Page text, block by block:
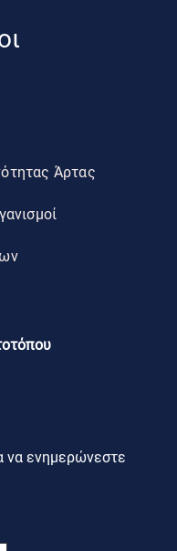
Άρτας
να ενημερώνεστε